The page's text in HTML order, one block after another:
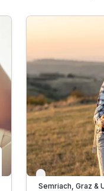
Verfügbar bis
Semriach, Graz &